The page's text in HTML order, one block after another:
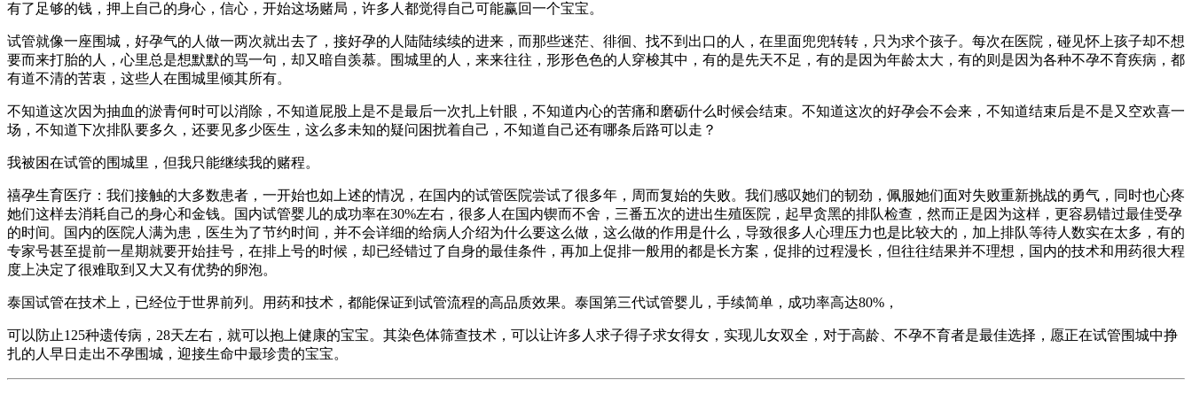
有了足够的钱，押上自己的身心，信心，开始这场赌局，许多人都觉得自己可能赢回一个宝宝。
试管就像一座围城，好孕气的人做一两次就出去了，接好孕的人陆陆续续的进来，而那些迷茫、徘徊、找不到出口的人，在里面兜兜转转，只为求个孩子。每次在医院，碰见怀上孩子却不想
要而来打胎的人，心里总是想默默的骂一句，却又暗自羡慕。围城里的人，来来往往，形形色色的人穿梭其中，有的是先天不足，有的是因为年龄太大，有的则是因为各种不孕不育疾病，都
有道不清的苦衷，这些人在围城里倾其所有。
不知道这次因为抽血的淤青何时可以消除，不知道屁股上是不是最后一次扎上针眼，不知道内心的苦痛和磨砺什么时候会结束。不知道这次的好孕会不会来，不知道结束后是不是又空欢喜一
场，不知道下次排队要多久，还要见多少医生，这么多未知的疑问困扰着自己，不知道自己还有哪条后路可以走？
我被困在试管的围城里，但我只能继续我的赌程。
禧孕生育医疗：我们接触的大多数患者，一开始也如上述的情况，在国内的试管医院尝试了很多年，周而复始的失败。我们感叹她们的韧劲，佩服她们面对失败重新挑战的勇气，同时也心疼
她们这样去消耗自己的身心和金钱。国内试管婴儿的成功率在30%左右，很多人在国内锲而不舍，三番五次的进出生殖医院，起早贪黑的排队检查，然而正是因为这样，更容易错过最佳受孕
的时间。国内的医院人满为患，医生为了节约时间，并不会详细的给病人介绍为什么要这么做，这么做的作用是什么，导致很多人心理压力也是比较大的，加上排队等待人数实在太多，有的
专家号甚至提前一星期就要开始挂号，在排上号的时候，却已经错过了自身的最佳条件，再加上促排一般用的都是长方案，促排的过程漫长，但往往结果并不理想，国内的技术和用药很大程
度上决定了很难取到又大又有优势的卵泡。
泰国试管在技术上，已经位于世界前列。用药和技术，都能保证到试管流程的高品质效果。泰国第三代试管婴儿，手续简单，成功率高达80%，
可以防止125种遗传病，28天左右，就可以抱上健康的宝宝。其染色体筛查技术，可以让许多人求子得子求女得女，实现儿女双全，对于高龄、不孕不育者是最佳选择，愿正在试管围城中挣
扎的人早日走出不孕围城，迎接生命中最珍贵的宝宝。